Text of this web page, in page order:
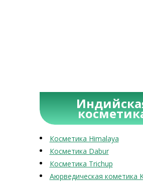
Косметика Himalaya
Косметика Dabur
Косметика Trichup
Аюрведическая кометика